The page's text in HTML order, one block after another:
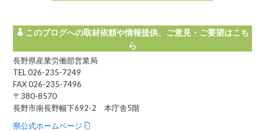
このブログへの取材依頼や情報提供、ご意見・ご要望はこち
ら
長野県産業労働部営業局
TEL 026-235-7249
FAX 026-235-7496
〒380-8570
長野市南長野幅下692-2 本庁舎5階
県公式ホームページ